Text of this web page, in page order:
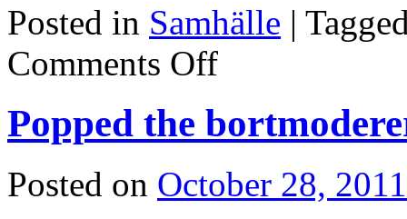
Posted in Samhälle |
Comments Offon
Marknaden
övervärderad,
eller
bostadsbubblepanik?
Popped the
Posted on October 28, 2011